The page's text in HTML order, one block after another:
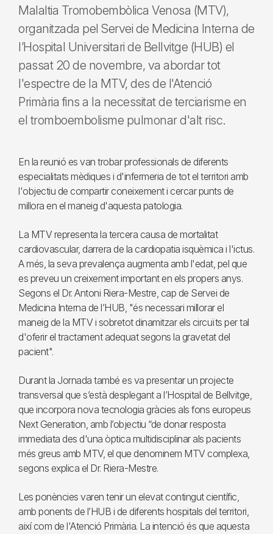
Malaltia Tromobembòlica Venosa (MTV),
organitzada pel Servei de Medicina Interna de
l’Hospital Universitari de Bellvitge (HUB) el
passat 20 de novembre, va abordar tot
l'espectre de la MTV, des de l'Atenció
Primària fins a la necessitat de terciarisme en
el tromboembolisme pulmonar d'alt risc.
En la reunió es van trobar professionals de diferents
especialitats mèdiques i d'infermeria de tot el territori amb
l'objectiu de compartir coneixement i cercar punts de
millora en el maneig d'aquesta patologia.
La MTV representa la tercera causa de mortalitat
cardiovascular, darrera de la cardiopatia isquèmica i l'ictus.
A més, la seva prevalença augmenta amb l'edat, pel que
es preveu un creixement important en els propers anys.
Segons el Dr. Antoni Riera-Mestre, cap de Servei de
Medicina Interna de l’HUB, "és necessari millorar el
maneig de la MTV i sobretot dinamitzar els circuïts per tal
d'oferir el tractament adequat segons la gravetat del
pacient".
Durant la Jornada també es va presentar un projecte
transversal que s’està desplegant a l’Hospital de Bellvitge,
que incorpora nova tecnologia gràcies als fons europeus
Next Generation, amb l’objectiu “de donar resposta
immediata des d'una òptica multidisciplinar als pacients
més greus amb MTV, el que denominem MTV complexa,
segons explica el Dr. Riera-Mestre.
Les ponències varen tenir un elevat contingut científic,
amb ponents de l’HUB i de diferents hospitals del territori,
així com de l'Atenció Primària. La intenció és que aquesta